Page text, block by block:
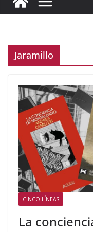
Jaramillo
CINCO LÍNEAS
La